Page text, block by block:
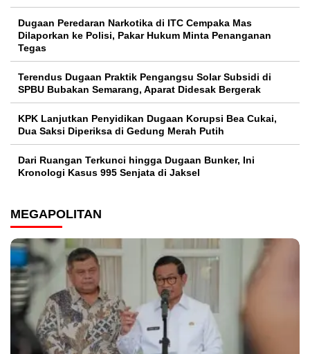
Dugaan Peredaran Narkotika di ITC Cempaka Mas
Dilaporkan ke Polisi, Pakar Hukum Minta Penanganan
Tegas
Terendus Dugaan Praktik Pengangsu Solar Subsidi di
SPBU Bubakan Semarang, Aparat Didesak Bergerak
KPK Lanjutkan Penyidikan Dugaan Korupsi Bea Cukai,
Dua Saksi Diperiksa di Gedung Merah Putih
Dari Ruangan Terkunci hingga Dugaan Bunker, Ini
Kronologi Kasus 995 Senjata di Jaksel
MEGAPOLITAN